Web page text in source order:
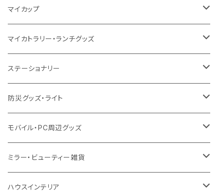
10oz
ポリエステル
再生不織布
不織布
保冷
スウェット
不織布
保冷
ポリエステル
不織布
ハンカチ
傘
キャンパス
デニム・デニムライク
ポリエステル
不織布
保冷
EVA
防水
再生ファブリック
フェアトレードコットン
デニム・デニムライク
ポリエステル
リネン
ステンレス
アルミ
クリアボトル
カスタムデザインボトル
サーモタンブラー
ステンレス2層タンブラー
プラスチック2層タンブラー
アルミタンブラー
バンブータンブラー
コーヒー配合タンブラー
カスタムデザインタンブラー
マイカップ
サーモ
ステンレス
バンブー
コーヒー配合
プラスチック
陶器
マイカトラリー・ランチグッズ
カトラリー
フードポット
コースター
ドリンク用品
保存容器
ステーショナリー
単色ボールペン
多機能ペン
ペンケース
メモ
防災グッズ・ライト
防災セット
ラジオ・スピーカー
ハンディライト
モバイル・PC周辺グッズ
チャージャー
充電器
ミラー・ビューティー雑貨
折りたたみ式ミラー
ハウスインテリア